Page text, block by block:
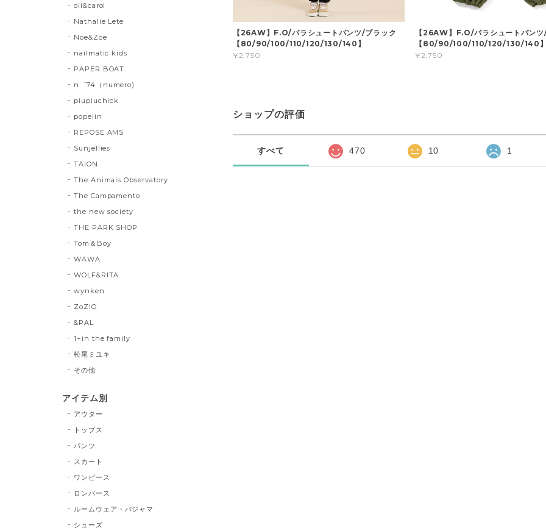
【26AW】F.O/パラシュートパンツ/ブラック
【80/90/100/110/120/130/140】
¥2,750
【26AW】F.O/パラシュートパン
【80/90/100/110/120/130/140
¥2,750
ショップの評価
すべて 470 10 1
oli&carol
Nathalie Lete
Noe&Zoe
nailmatic kids
PAPER BOAT
n゜74（numero)
piupiuchick
popelin
REPOSE AMS
Sunjellies
TAION
The Animals Observatory
The Campamento
the new society
THE PARK SHOP
Tom＆Boy
WAWA
WOLF&RITA
wynken
ZoZIO
&PAL
1+in the family
松尾ミユキ
その他
アイテム別
アウター
トップス
パンツ
スカート
ワンピース
ロンパース
ルームウェア・パジャマ
シューズ